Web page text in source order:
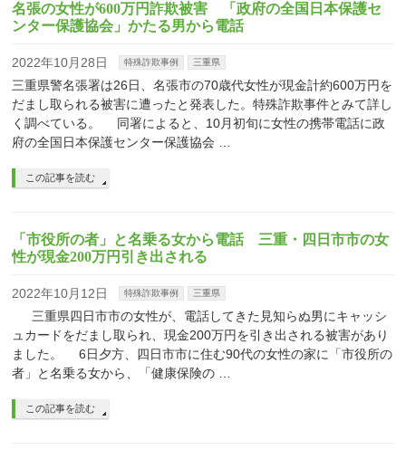
名張の女性が600万円詐欺被害 「政府の全国日本保護セ
ンター保護協会」かたる男から電話
2022年10月28日 特殊詐欺事例 三重県
三重県警名張署は26日、名張市の70歳代女性が現金計約600万円を
だまし取られる被害に遭ったと発表した。特殊詐欺事件とみて詳し
く調べている。 同署によると、10月初旬に女性の携帯電話に政
府の全国日本保護センター保護協会 …
この記事を読む
「市役所の者」と名乗る女から電話 三重・四日市市の女
性が現金200万円引き出される
2022年10月12日 特殊詐欺事例 三重県
三重県四日市市の女性が、電話してきた見知らぬ男にキャッシ
ュカードをだまし取られ、現金200万円を引き出される被害があり
ました。 6日夕方、四日市市に住む90代の女性の家に「市役所の
者」と名乗る女から、「健康保険の …
この記事を読む